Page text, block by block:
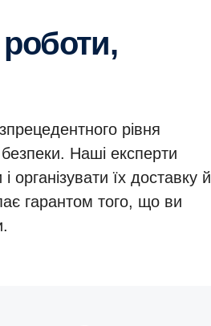
рівня
безпеки. Наші експерти
їх доставку й
гарантом того, що ви